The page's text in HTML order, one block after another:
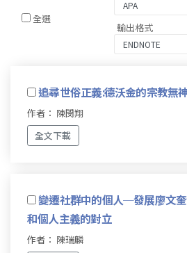
全選
輸出格式
追尋世俗正義:德沃金的宗教無
作者： 陳閔翔
全文下載
變遷社群中的個人─發展廖文
和個人主義的對立
作者： 陳瑞麟